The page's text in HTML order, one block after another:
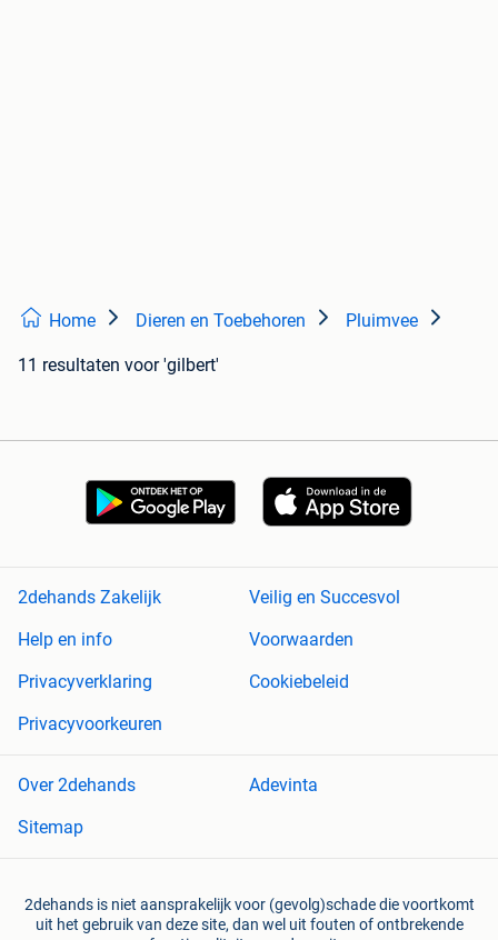
Home Dieren en Toebehoren Pluimvee
11 resultaten voor 'gilbert'
2dehands Zakelijk
Veilig en Succesvol
Help en info
Voorwaarden
Privacyverklaring
Cookiebeleid
Privacyvoorkeuren
Over 2dehands
Adevinta
Sitemap
2dehands is niet aansprakelijk voor (gevolg)schade die voortkomt
uit het gebruik van deze site, dan wel uit fouten of ontbrekende